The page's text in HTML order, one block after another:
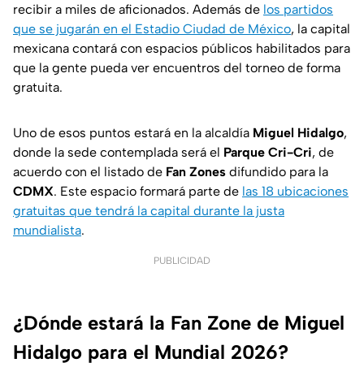
recibir a miles de aficionados. Además de los partidos
que se jugarán en el Estadio Ciudad de México, la capital
mexicana contará con espacios públicos habilitados para
que la gente pueda ver encuentros del torneo de forma
gratuita.
Uno de esos puntos estará en la alcaldía Miguel Hidalgo,
donde la sede contemplada será el Parque Cri-Cri, de
acuerdo con el listado de Fan Zones difundido para la
CDMX. Este espacio formará parte de las 18 ubicaciones
gratuitas que tendrá la capital durante la justa
mundialista.
PUBLICIDAD
¿Dónde estará la Fan Zone de Miguel
Hidalgo para el Mundial 2026?